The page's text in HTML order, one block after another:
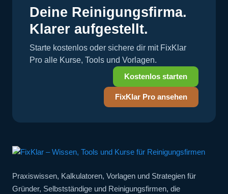
Deine Reinigungsfirma.
Klarer aufgestellt.
Starte kostenlos oder sichere dir mit FixKlar
Pro alle Kurse, Tools und Vorlagen.
Kostenlos starten
FixKlar Pro ansehen
Praxiswissen, Kalkulatoren, Vorlagen und Strategien für
Gründer, Selbstständige und Reinigungsfirmen, die